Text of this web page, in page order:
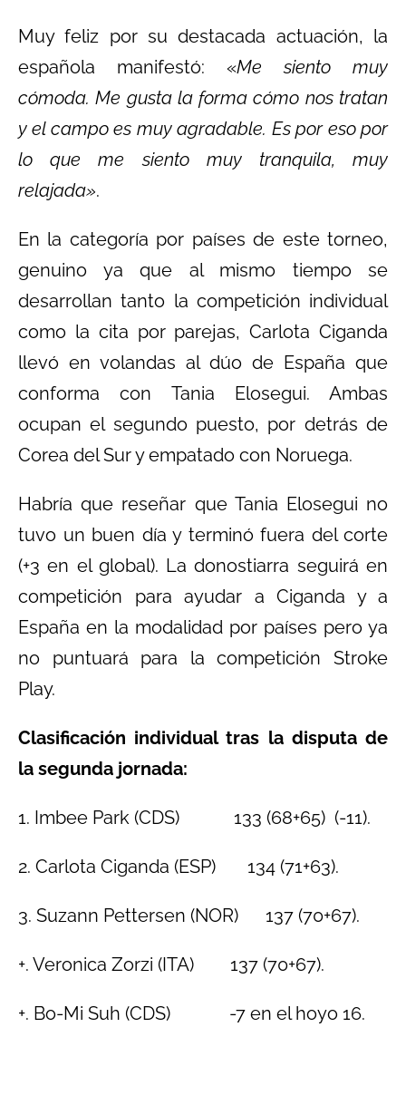
Muy feliz por su destacada actuación, la
española manifestó: «Me siento muy
cómoda. Me gusta la forma cómo nos tratan
y el campo es muy agradable. Es por eso por
lo que me siento muy tranquila, muy
relajada».
En la categoría por países de este torneo,
genuino ya que al mismo tiempo se
desarrollan tanto la competición individual
como la cita por parejas, Carlota Ciganda
llevó en volandas al dúo de España que
conforma con Tania Elosegui. Ambas
ocupan el segundo puesto, por detrás de
Corea del Sur y empatado con Noruega.
Habría que reseñar que Tania Elosegui no
tuvo un buen día y terminó fuera del corte
(+3 en el global). La donostiarra seguirá en
competición para ayudar a Ciganda y a
España en la modalidad por países pero ya
no puntuará para la competición Stroke
Play.
Clasificación individual tras la disputa de
la segunda jornada:
1. Imbee Park (CDS) 133 (68+65) (-11).
2. Carlota Ciganda (ESP) 134 (71+63).
3. Suzann Pettersen (NOR) 137 (70+67).
+. Veronica Zorzi (ITA) 137 (70+67).
+. Bo-Mi Suh (CDS) -7 en el hoyo 16.